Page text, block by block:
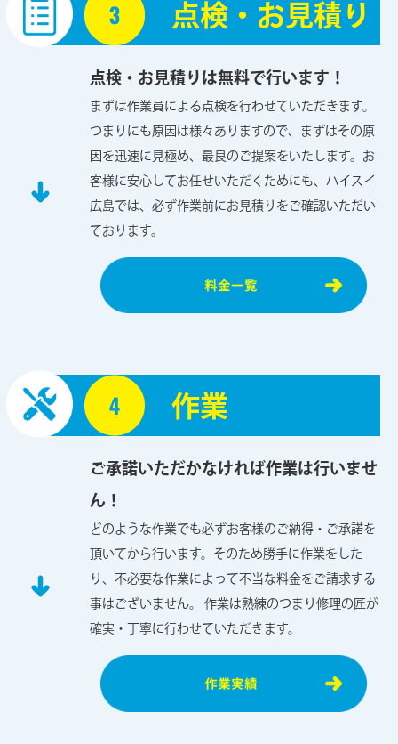
点検・お見積り
点検・お見積りは無料で行います！
まずは作業員による点検を行わせていただきます。
つまりにも原因は様々ありますので、まずはその原
因を迅速に見極め、最良のご提案をいたします。お
客様に安心してお任せいただくためにも、ハイスイ
広島では、必ず作業前にお見積りをご確認いただい
ております。
作業
ご承諾いただかなければ作業は行いませ
ん！
どのような作業でも必ずお客様のご納得・ご承諾を
頂いてから行います。そのため勝手に作業をした
り、不必要な作業によって不当な料金をご請求する
事はございません。 作業は熟練のつまり修理の匠が
確実・丁寧に行わせていただきます。